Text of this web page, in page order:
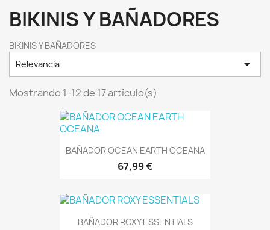
BIKINIS Y BAÑADORES
BIKINIS Y BAÑADORES
Relevancia

Mostrando 1-12 de 17 artículo(s)
BAÑADOR OCEAN EARTH OCEANA
67,99 €
BAÑADOR ROXY ESSENTIALS